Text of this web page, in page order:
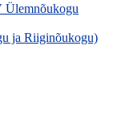
Ülemnõukogu
ja Riiginõukogu)